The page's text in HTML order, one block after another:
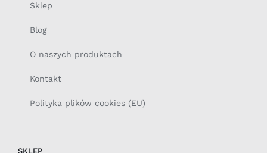
Sklep
Blog
O naszych produktach
Kontakt
Polityka plików cookies (EU)
SKLEP